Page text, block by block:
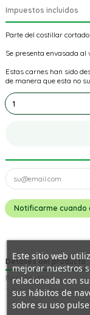
Impuestos incluidos
Parte del costillar
Se presenta envasada
Estas carnes han sido
de manera que esta no
Detalles del producto
Reseñas(0)
Este sitio web
mejorar nuestros
relacionada con
sus hábitos de
sobre su uso